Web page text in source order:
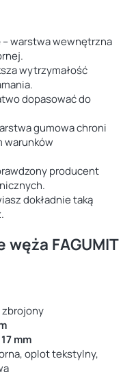
– warstwa wewnętrzna
wytrzymałość
dopasować do
gumowa chroni
warunków
producent
dokładnie taką
FAGUMIT
17 mm
oplot tekstylny,